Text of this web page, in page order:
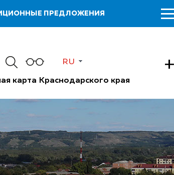
ПРЕДЛОЖЕНИЯ
RU
карта Краснодарского края